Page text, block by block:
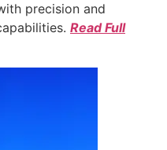
precision and
Read Full